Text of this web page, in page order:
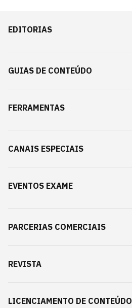
EDITORIAS
GUIAS DE CONTEÚDO
FERRAMENTAS
CANAIS ESPECIAIS
EVENTOS EXAME
PARCERIAS COMERCIAIS
REVISTA
LICENCIAMENTO DE CONTEÚDO